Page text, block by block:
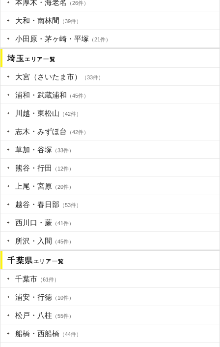
本厚木・海老名 （26件）
大和・南林間 （39件）
小田原・茅ヶ崎・平塚 （21件）
埼玉エリア一覧
大宮（さいたま市） （33件）
浦和・武蔵浦和 （45件）
川越・東松山 （42件）
志木・みずほ台 （42件）
草加・谷塚 （33件）
熊谷・行田 （12件）
上尾・宮原 （20件）
越谷・春日部 （53件）
西川口・蕨 （41件）
所沢・入間 （45件）
千葉県エリア一覧
千葉市 （61件）
浦安・行徳 （10件）
松戸・八柱 （55件）
船橋・西船橋 （44件）